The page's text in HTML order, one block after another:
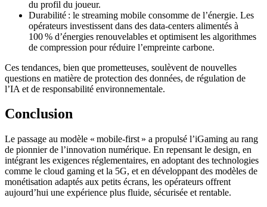
du profil du joueur.
Durabilité : le streaming mobile consomme de l’énergie. Les
opérateurs investissent dans des data‑centers alimentés à
100 % d’énergies renouvelables et optimisent les algorithmes
de compression pour réduire l’empreinte carbone.
Ces tendances, bien que prometteuses, soulèvent de nouvelles
questions en matière de protection des données, de régulation de
l’IA et de responsabilité environnementale.
Conclusion
Le passage au modèle « mobile‑first » a propulsé l’iGaming au rang
de pionnier de l’innovation numérique. En repensant le design, en
intégrant les exigences réglementaires, en adoptant des technologies
comme le cloud gaming et la 5G, et en développant des modèles de
monétisation adaptés aux petits écrans, les opérateurs offrent
aujourd’hui une expérience plus fluide, sécurisée et rentable.